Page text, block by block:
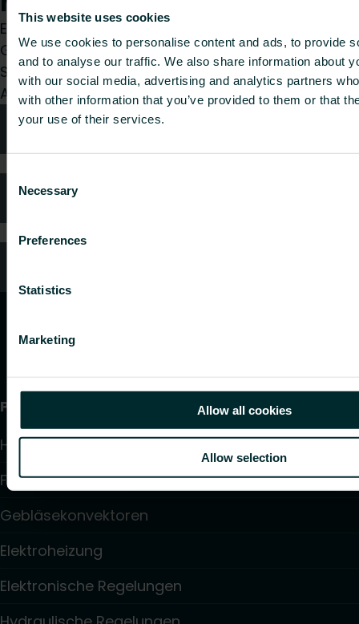
This website uses cookies
We use cookies to personalise content and ads, to provide
and to analyse our traffic. We also share information about
with our social media, advertising and analytics partners
with other information that you’ve provided to them or that
your use of their services.
Consent
Selection
Necessary
Preferences
Statistics
Marketing
Allow all cookies
Allow selection
Egal, ob Sie Installateur, Architekt, Planer,
Großhändler oder Endverbraucher sind, treffen
Sie eine Wahl und wir kümmern uns gerne um Ihr
Anliegen.
Technische Beratung
Häufig gestellte Fragen
Produkte
Heizkörper
Fußbodenheizung und -kühlung
Gebläsekonvektoren
Elektroheizung
Elektronische Regelungen